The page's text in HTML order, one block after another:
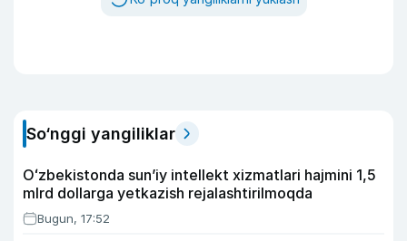
So‘nggi yangiliklar
Oʻzbekistonda sunʼiy intellekt xizmatlari hajmini 1,5
mlrd dollarga yetkazish rejalashtirilmoqda
Bugun, 17:52